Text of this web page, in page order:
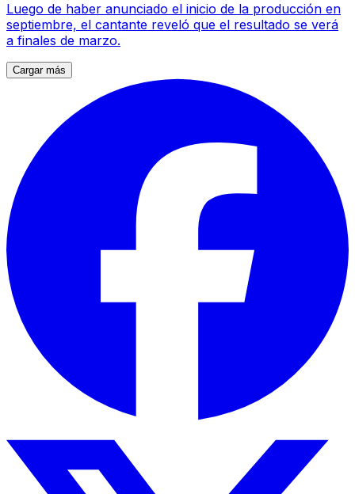
Luego de haber anunciado el inicio de la producción en
septiembre, el cantante reveló que el resultado se verá
a finales de marzo.
Cargar más